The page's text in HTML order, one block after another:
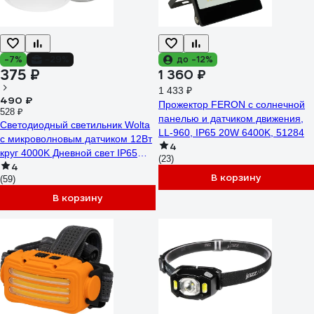
-7%
375 ₽
490 ₽
528 ₽
Светодиодный светильник Wolta
c микроволновым датчиком 12Вт
круг 4000K Дневной свет IP65
960Лм LCL04-12W-R21-4K-SM
4
(59)
В корзину
до -12%
1 360 ₽
1 433 ₽
Прожектор FERON с солнечной
панелью и датчиком движения,
LL-960, IP65 20W 6400K, 51284
4
(23)
В корзину